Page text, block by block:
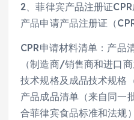
2、菲律宾产品注册证
产品申请产品注册证（CPR
CPR申请材料清单：产品
（制造商/销售商和进口
技术规格及成品技术规格
产品成品清单（来自同一
合菲律宾食品标准和法规）